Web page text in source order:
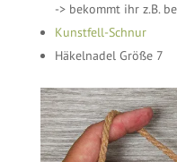
-> bekommt ihr z.B.
Kunstfell-Schnur
Häkelnadel Größe 7